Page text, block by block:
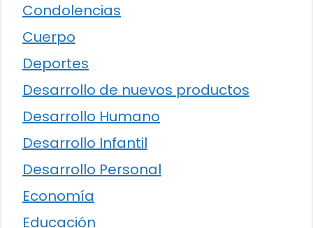
Condolencias
Cuerpo
Deportes
Desarrollo de nuevos productos
Desarrollo Humano
Desarrollo Infantil
Desarrollo Personal
Economía
Educación